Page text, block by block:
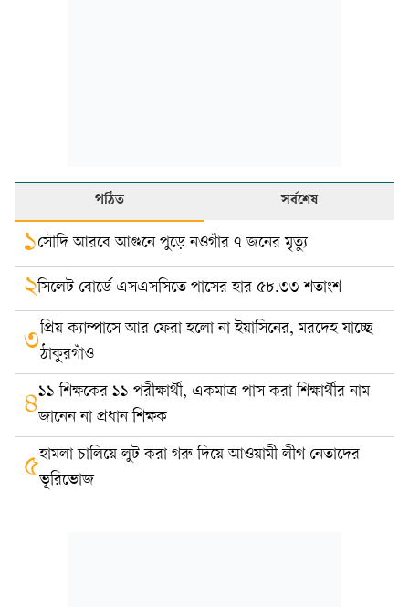
পঠিত সর্বশেষ
১সৌদি আরবে আগুনে পুড়ে নওগাঁর ৭ জনের মৃত্যু
২সিলেট বোর্ডে এসএসসিতে পাসের হার ৫৮.৩৩ শতাংশ
৩প্রিয় ক্যাম্পাসে আর ফেরা হলো না ইয়াসিনের, মরদেহ যাচ্ছে
ঠাকুরগাঁও
৪১১ শিক্ষকের ১১ পরীক্ষার্থী, একমাত্র পাস করা শিক্ষার্থীর নাম
জানেন না প্রধান শিক্ষক
৫হামলা চালিয়ে লুট করা গরু দিয়ে আওয়ামী লীগ নেতাদের
ভূরিভোজ